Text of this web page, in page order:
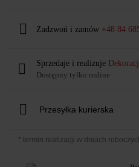
Zadzwoń i zamów +48 84
Sprzedaje i realizuje
Dostępny tylko online
Przesyłka kurierska
* termin realizacji w dniach